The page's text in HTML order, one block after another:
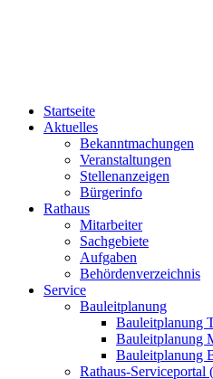
Startseite
Aktuelles
Bekanntmachungen
Veranstaltungen
Stellenanzeigen
Bürgerinfo
Rathaus
Mitarbeiter
Sachgebiete
Aufgaben
Behördenverzeichnis
Service
Bauleitplanung
Bauleitplanung
Bauleitplanung
Bauleitplanung
Rathaus-Serviceportal